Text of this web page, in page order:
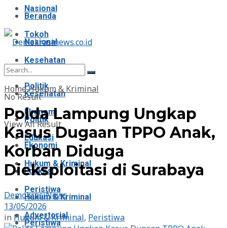
Nasional
Tokoh
Kesehatan
Politik
Ekonomi
Edukasi
Hukum & Kriminal
Peristiwa
Advertorial
Beranda
Nasional
Tokoh
Kesehatan
Politik
Ekonomi
Edukasi
Hukum & Kriminal
Peristiwa
No Result
View All Result
HomeHukum & Kriminal
Polda Lampung Ungkap
Kasus Dugaan TPPO Anak,
Korban Diduga
Dieksploitasi di Surabaya
DemokrasiNews
13/05/2026
in Hukum & Kriminal, Peristiwa